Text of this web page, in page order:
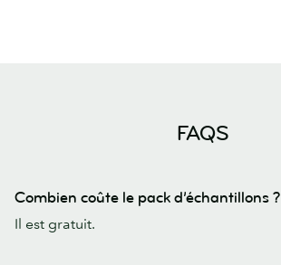
FAQS
Combien coûte le pack d’échantillons ?
Il est gratuit.